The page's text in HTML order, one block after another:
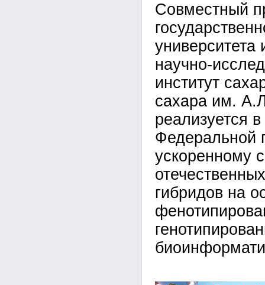
Совместный
университета
научно-
институт
сахара им.
реализуется
Федеральной
ускоренному
гибридов на